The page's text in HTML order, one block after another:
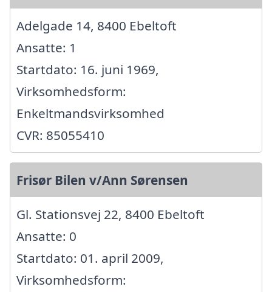
Adelgade 14, 8400 Ebeltoft
Ansatte: 1
Startdato: 16. juni 1969,
Virksomhedsform:
Enkeltmandsvirksomhed
CVR: 85055410
Frisør Bilen v/Ann Sørensen
Gl. Stationsvej 22, 8400 Ebeltoft
Ansatte: 0
Startdato: 01. april 2009,
Virksomhedsform: